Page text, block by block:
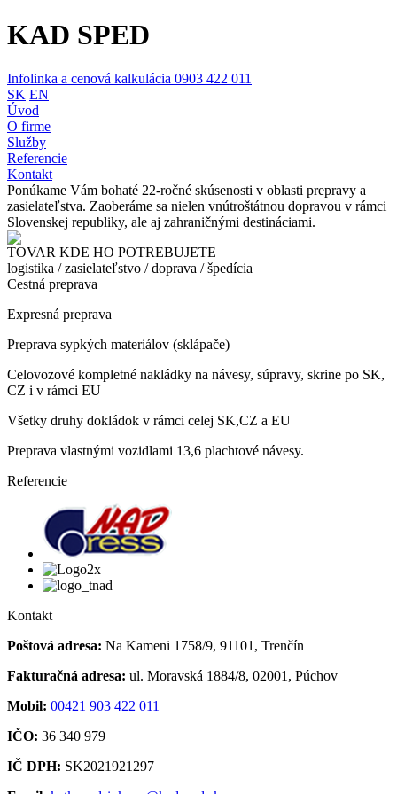
KAD SPED
Infolinka a cenová kalkulácia 0903 422 011
SK EN
Úvod
O firme
Služby
Referencie
Kontakt
Ponúkame Vám bohaté 22-ročné skúsenosti v oblasti prepravy a
zasielateľstva. Zaoberáme sa nielen vnútroštátnou dopravou v rámci
Slovenskej republiky, ale aj zahraničnými destináciami.
TOVAR KDE HO POTREBUJETE
logistika / zasielateľstvo / doprava / špedícia
Cestná preprava
Expresná preprava
Preprava sypkých materiálov (sklápače)
Celovozové kompletné nakládky na návesy, súpravy, skrine po SK,
CZ i v rámci EU
Všetky druhy dokládok v rámci celej SK,CZ a EU
Preprava vlastnými vozidlami 13,6 plachtové návesy.
Referencie
Kontakt
Poštová adresa: Na Kameni 1758/9, 91101, Trenčín
Fakturačná adresa: ul. Moravská 1884/8, 02001, Púchov
Mobil: 00421 903 422 011
IČO: 36 340 979
IČ DPH: SK2021921297